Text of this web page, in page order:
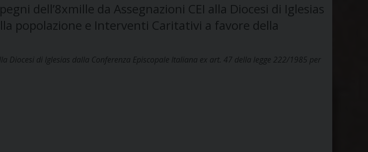
dell’8xmille da Assegnazioni CEI alla Diocesi di Iglesias
popolazione e Interventi Caritativi a favore della
Diocesi di Iglesias dalla Conferenza Episcopale Italiana ex art. 47 della legge 222/1985 per